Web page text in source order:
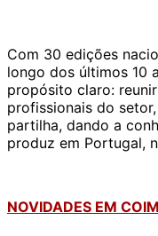
Com 30 edições
longo dos últimos 10
propósito claro:
profissionais do
partilha, dando a
produz em Portugal,
NOVIDADES EM